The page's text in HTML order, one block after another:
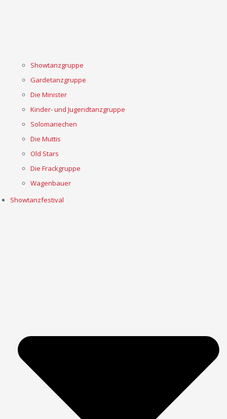
Showtanzgruppe
Gardetanzgruppe
Die Minister
Kinder- und Jugendtanzgruppe
Solomariechen
Die Muttis
Old Stars
Die Frackgruppe
Wagenbauer
Showtanzfestival